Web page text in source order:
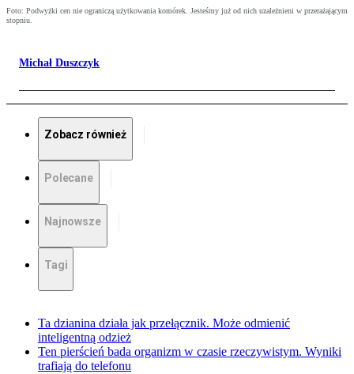
Foto: Podwyżki cen nie ograniczą użytkowania komórek. Jesteśmy już od nich uzależnieni w przerażającym
stopniu.
Michał Duszczyk
Zobacz również
Polecane
Najnowsze
Tagi
Ta dzianina działa jak przełącznik. Może odmienić
inteligentną odzież
Ten pierścień bada organizm w czasie rzeczywistym. Wyniki
trafiają do telefonu